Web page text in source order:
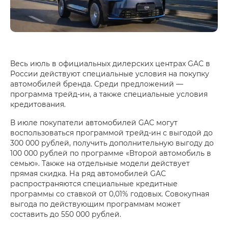
Весь июль в официальных дилерских центрах GAC в
России действуют специальные условия на покупку
автомобилей бренда. Среди предложений —
программа трейд-ин, а также специальные условия
кредитования.
В июле покупатели автомобилей GAC могут
воспользоваться программой трейд-ин с выгодой до
300 000 рублей, получить дополнительную выгоду до
100 000 рублей по программе «Второй автомобиль в
семью». Также на отдельные модели действует
прямая скидка. На ряд автомобилей GAC
распространяются специальные кредитные
программы со ставкой от 0,01% годовых. Совокупная
выгода по действующим программам может
составить до 550 000 рублей.